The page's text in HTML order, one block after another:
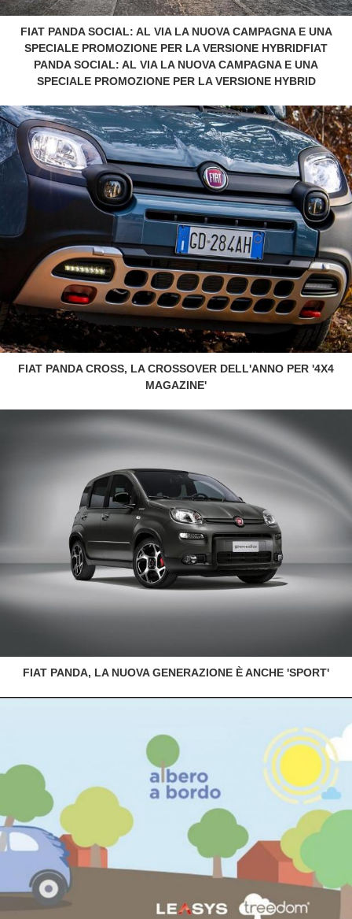
FIAT PANDA SOCIAL: AL VIA LA NUOVA CAMPAGNA E UNA
SPECIALE PROMOZIONE PER LA VERSIONE HYBRIDFIAT
PANDA SOCIAL: AL VIA LA NUOVA CAMPAGNA E UNA
SPECIALE PROMOZIONE PER LA VERSIONE HYBRID
FIAT PANDA CROSS, LA CROSSOVER DELL'ANNO PER '4X4
MAGAZINE'
FIAT PANDA, LA NUOVA GENERAZIONE È ANCHE 'SPORT'